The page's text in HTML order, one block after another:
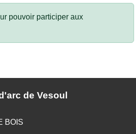
pouvoir participer aux
de Vesoul
BOIS